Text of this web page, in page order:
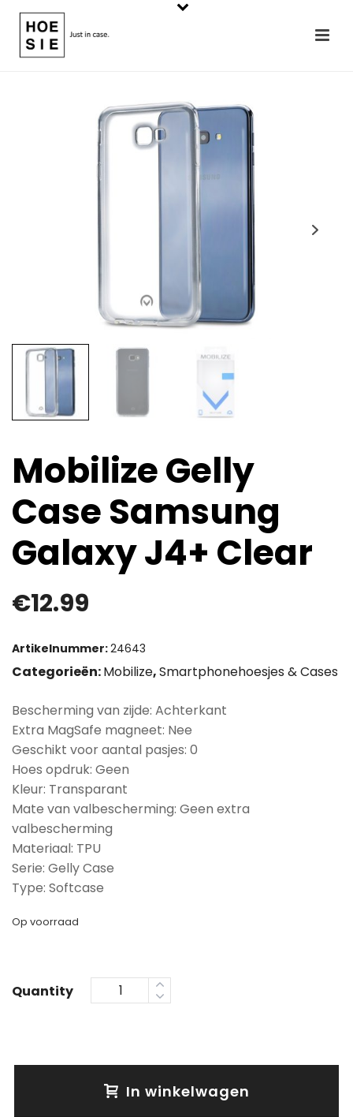
Mobilize Gelly
Case Samsung
Galaxy J4+ Clear
€12.99
Artikelnummer:24643
Categorieën:Mobilize,Smartphonehoesjes & Cases
Bescherming van zijde: Achterkant
Extra MagSafe magneet: Nee
Geschikt voor aantal pasjes: 0
Hoes opdruk: Geen
Kleur: Transparant
Mate van valbescherming: Geen extra
valbescherming
Materiaal: TPU
Serie: Gelly Case
Type: Softcase
Op voorraad
Quantity
In winkelwagen